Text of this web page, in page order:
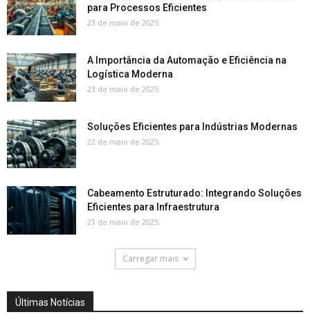
para Processos Eficientes
23 de maio de 2025
A Importância da Automação e Eficiência na
Logística Moderna
23 de maio de 2025
Soluções Eficientes para Indústrias Modernas
22 de maio de 2025
Cabeamento Estruturado: Integrando Soluções
Eficientes para Infraestrutura
21 de maio de 2025
Carregar mais
Últimas Notícias